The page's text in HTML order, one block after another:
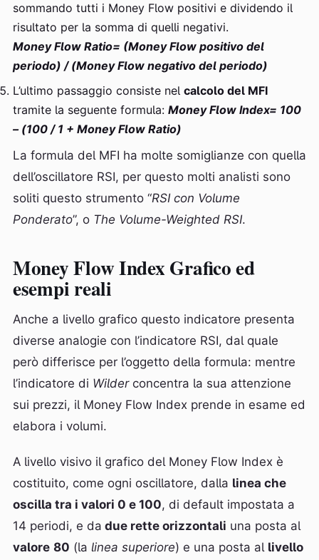
sommando tutti i Money Flow positivi e dividendo il
risultato per la somma di quelli negativi.
Money Flow Ratio= (Money Flow positivo del
periodo) / (Money Flow negativo del periodo)
L’ultimo passaggio consiste nel calcolo del MFI
tramite la seguente formula: Money Flow Index= 100
– (100 / 1 + Money Flow Ratio)
La formula del MFI ha molte somiglianze con quella
dell’oscillatore RSI, per questo molti analisti sono
soliti questo strumento “RSI con Volume
Ponderato”, o The Volume-Weighted RSI.
Money Flow Index Grafico ed
esempi reali
Anche a livello grafico questo indicatore presenta
diverse analogie con l’indicatore RSI, dal quale
però differisce per l’oggetto della formula: mentre
l’indicatore di Wilderconcentra la sua attenzione
sui prezzi, il Money Flow Index prende in esame ed
elabora i volumi.
A livello visivo il grafico del Money Flow Index è
costituito, come ogni oscillatore, dalla linea che
oscilla tra i valori 0 e 100, di default impostata a
14 periodi, e da due rette orizzontali una posta al
valore 80 (la linea superiore) e una posta al livello